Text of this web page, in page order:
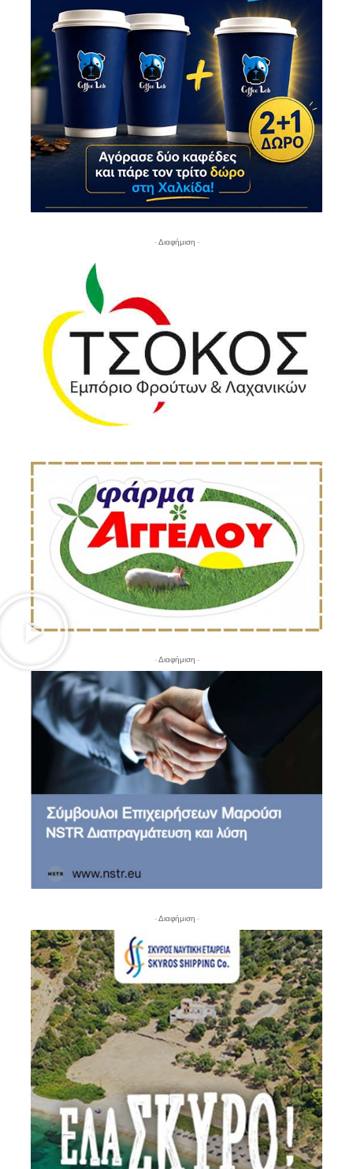
- Διαφήμιση -
- Διαφήμιση -
- Διαφήμιση -